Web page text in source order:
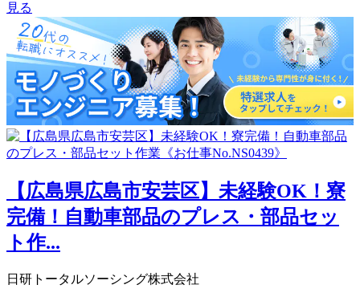
見る
【広島県広島市安芸区】未経験OK！寮
完備！自動車部品のプレス・部品セッ
ト作...
日研トータルソーシング株式会社